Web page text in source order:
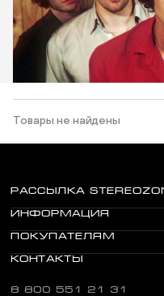
Товары не найдены
РАССЫЛКА
ИНФОРМАЦИЯ
ПОКУПАТЕЛЯМ
КОНТАКТЫ
8 800 551 21 31